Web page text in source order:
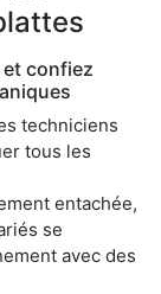
confiez
techniciens
tous les
entachée,
se
avec des